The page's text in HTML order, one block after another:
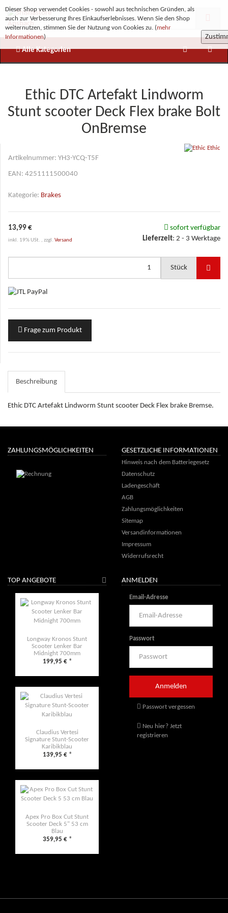
Alle Kategorien
Ethic DTC Artefakt Lindworm
Stunt scooter Deck Flex brake Bolt
OnBremse
Ethic
Artikelnummer: YH3-YCQ-T5F
EAN: 4251111500040
Kategorie: Brakes
13,99 €
inkl. 19% USt. , zzgl. Versand
sofort verfügbar
Lieferzeit: 2 - 3 Werktage
Stück
Frage zum Produkt
Beschreibung
Ethic DTC Artefakt Lindworm Stunt scooter Deck Flex brake Bremse.
ZAHLUNGSMÖGLICHKEITEN GESETZLICHE INFORMATIONEN
Hinweis nach dem Batteriegesetz
Datenschutz
Ladengeschäft
AGB
Zahlungsmöglichkeiten
Sitemap
Versandinformationen
Impressum
Widerrufsrecht
TOP ANGEBOTE
Longway Kronos Stunt
Scooter Lenker Bar
Midnight 700mm
199,95 € *
Claudius Vertesi
Signature Stunt-Scooter
Karibikblau
139,95 € *
Apex Pro Box Cut Stunt
Scooter Deck 5" 53 cm
Blau
359,95 € *
ANMELDEN
Email-Adresse
Passwort
Passwort vergessen
Neu hier? Jetzt
registrieren
Dieser Shop verwendet Cookies - sowohl aus technischen Gründen, als
auch zur Verbesserung Ihres Einkaufserlebnisses. Wenn Sie den Shop
weiternutzen, stimmen Sie der Nutzung von Cookies zu. (mehr
Informationen)